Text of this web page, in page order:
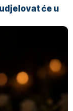
će u